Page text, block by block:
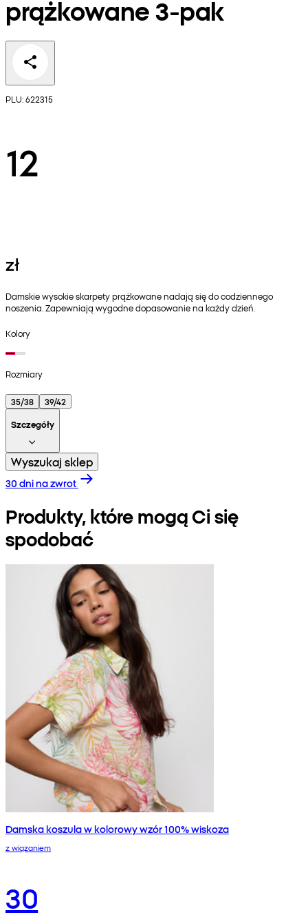
prążkowane 3-pak
PLU: 622315
12
zł
Damskie wysokie skarpety prążkowane nadają się do codziennego
noszenia. Zapewniają wygodne dopasowanie na każdy dzień.
Kolory
Rozmiary
35/38
39/42
Szczegóły
Wyszukaj sklep
30 dni na zwrot
Produkty, które mogą Ci się
spodobać
Damska koszula w kolorowy wzór 100% wiskoza
z wiązaniem
30